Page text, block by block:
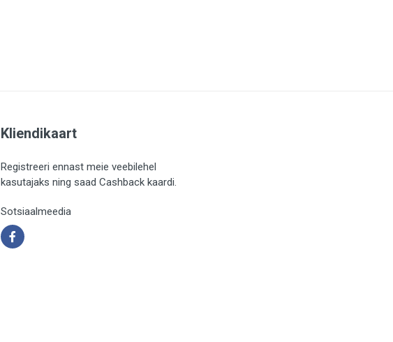
Kliendikaart
Registreeri ennast meie veebilehel
kasutajaks ning saad Cashback kaardi.
Sotsiaalmeedia